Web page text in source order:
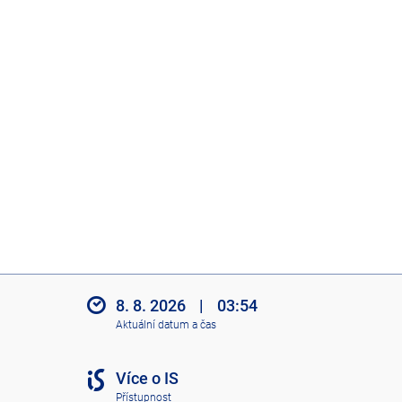
8. 8. 2026 | 03:54
Aktuální datum a čas
Více o IS
Přístupnost